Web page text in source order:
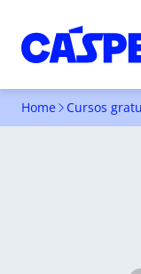
Home Cursos